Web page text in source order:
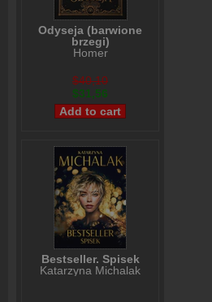
Odyseja (barwione
brzegi)
Homer
$40,10
$31,56
Bestseller. Spisek
Katarzyna Michalak